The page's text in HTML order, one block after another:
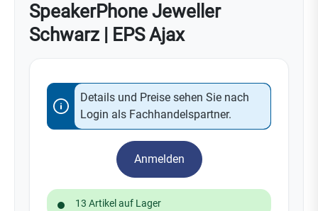
SpeakerPhone Jeweller
Schwarz | EPS Ajax
Details und Preise sehen Sie nach
Login als Fachhandelspartner.
Anmelden
13 Artikel auf Lager